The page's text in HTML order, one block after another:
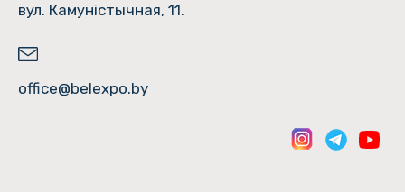
вул. Камуністычная, 11.
office@belexpo.by